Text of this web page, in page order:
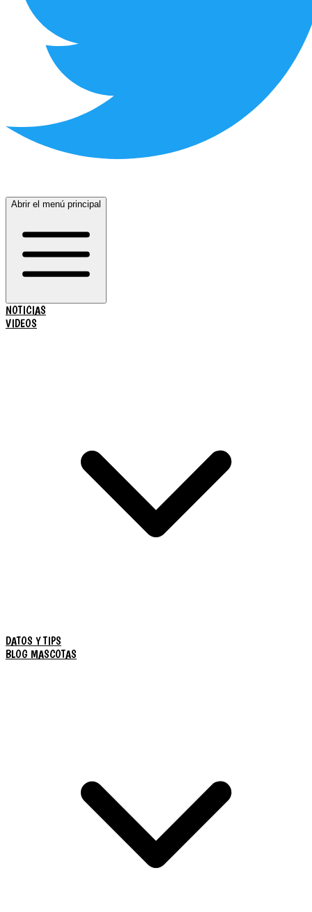
Abrir el menú principal
NOTICIAS
VIDEOS
DATOS Y TIPS
BLOG MASCOTAS